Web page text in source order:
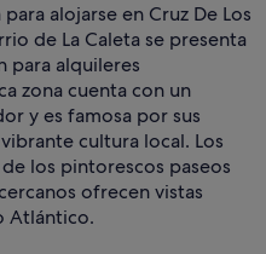
alojarse en Cruz De Los
de La Caleta se presenta
para alquileres
zona cuenta con un
y es famosa por sus
cultura local. Los
los pintorescos paseos
ofrecen vistas
Atlántico.